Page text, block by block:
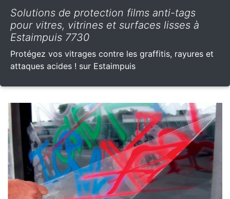
Solutions de protection films anti-tags
pour vitres, vitrines et surfaces lisses à
Estaimpuis 7730
Protégez vos vitrages contre les graffitis, rayures et
attaques acides ! sur Estaimpuis